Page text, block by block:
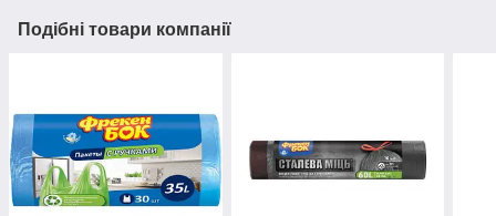
Подібні товари компанії